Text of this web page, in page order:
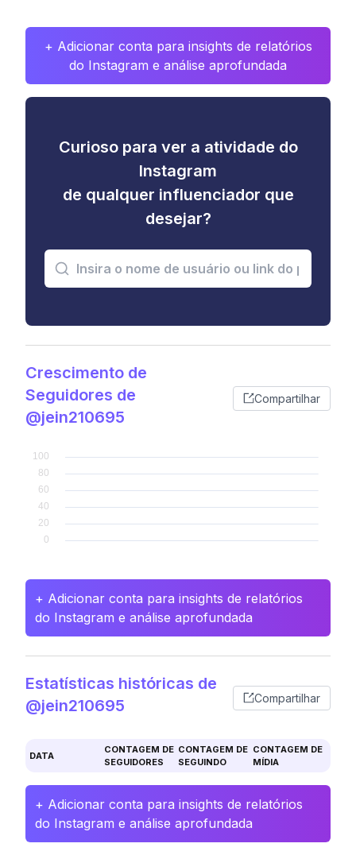
+ Adicionar conta para insights de relatórios
do Instagram e análise aprofundada
Curioso para ver a atividade do
Instagram
de qualquer influenciador que
desejar?
Crescimento de
Seguidores de
@jein210695
Compartilhar
+ Adicionar conta para insights de relatórios
do Instagram e análise aprofundada
Estatísticas históricas de
@jein210695
Compartilhar
DATA
CONTAGEM DE
SEGUIDORES
CONTAGEM DE
SEGUINDO
CONTAGEM DE
MÍDIA
+ Adicionar conta para insights de relatórios
do Instagram e análise aprofundada